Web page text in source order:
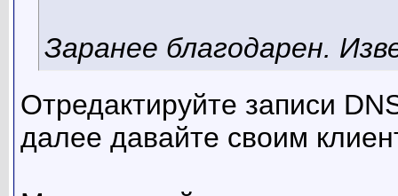
Заранее благодарен.
Отредактируйте записи
далее давайте своим